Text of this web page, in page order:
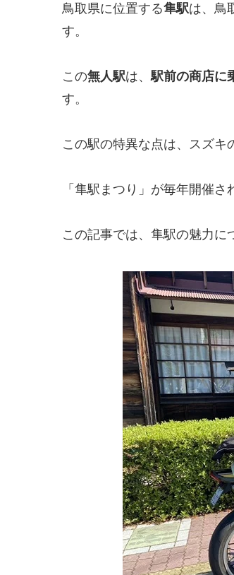
鳥取県に位置する隼駅は、鳥
す。
この無人駅は、駅前の商店に
す。
この駅の特異な点は、スズキ
「隼駅まつり」が毎年開催さ
この記事では、隼駅の魅力に